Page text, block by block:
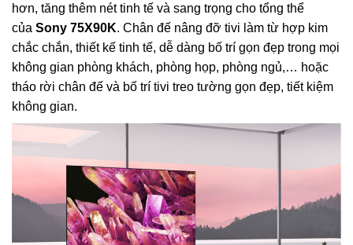
hơn, tăng thêm nét tinh tế và sang trọng cho tổng thể
của Sony 75X90K. Chân đế nâng đỡ tivi làm từ hợp kim
chắc chắn, thiết kế tinh tế, dễ dàng bố trí gọn đẹp trong mọi
không gian phòng khách, phòng họp, phòng ngủ,… hoặc
tháo rời chân đế và bố trí tivi treo tường gọn đẹp, tiết kiệm
không gian.